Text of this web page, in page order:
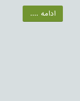
ادامه ....